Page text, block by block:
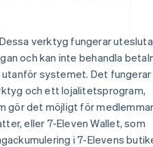
Dessa verktyg fungerar
och kan inte behandla
systemet. Det
och ett lojalitetsprogram,
gör det möjligt för
eller 7-Eleven Wallet, som
i 7-Elevens